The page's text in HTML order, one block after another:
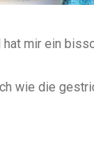
mir ein
wie die